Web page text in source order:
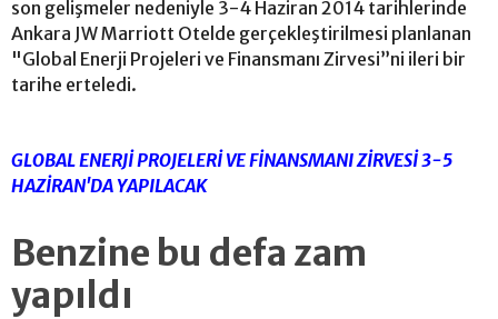
son gelişmeler nedeniyle 3-4 Haziran 2014 tarihlerinde
Ankara JW Marriott Otelde gerçekleştirilmesi planlanan
"Global Enerji Projeleri ve Finansmanı Zirvesi”ni ileri bir
tarihe erteledi.
GLOBAL ENERJİ PROJELERİ VE FİNANSMANI ZİRVESİ 3-5
HAZİRAN'DA YAPILACAK
Benzine bu defa zam
yapıldı